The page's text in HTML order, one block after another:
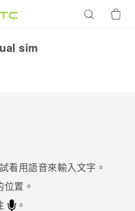
sim‎
看用語音來輸入文字。
置。
。